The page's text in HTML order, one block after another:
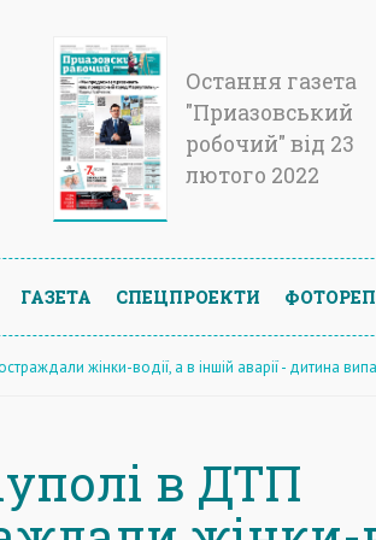
Остання газета
"Приазовський
робочий" від 23
лютого 2022
ГАЗЕТА СПЕЦПРОЕКТИ
жінки-водії, а в іншій аварії - дитина
в ДТП